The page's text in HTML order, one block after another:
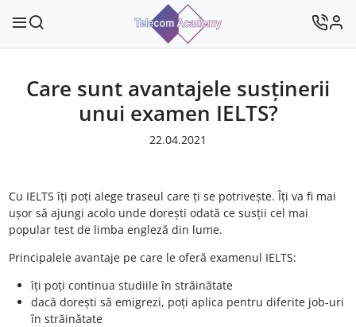
Care sunt avantajele susținerii
unui examen IELTS?
22.04.2021
Cu IELTS îți poți alege traseul care ți se potrivește. Îți va fi mai
ușor să ajungi acolo unde dorești odată ce susții cel mai
popular test de limba engleză din lume.
Principalele avantaje pe care le oferă examenul IELTS:
îți poți continua studiile în străinătate
dacă dorești să emigrezi, poți aplica pentru diferite job-uri
în străinătate